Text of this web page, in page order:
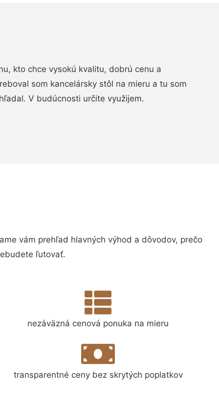
kto chce vysokú kvalitu, dobrú cenu a
som kancelársky stôl na mieru a tu som
V budúcnosti určite využijem.
vám prehľad hlavných výhod a dôvodov, prečo
ľutovať.
nezáväzná cenová ponuka na mieru
transparentné ceny bez skrytých poplatkov